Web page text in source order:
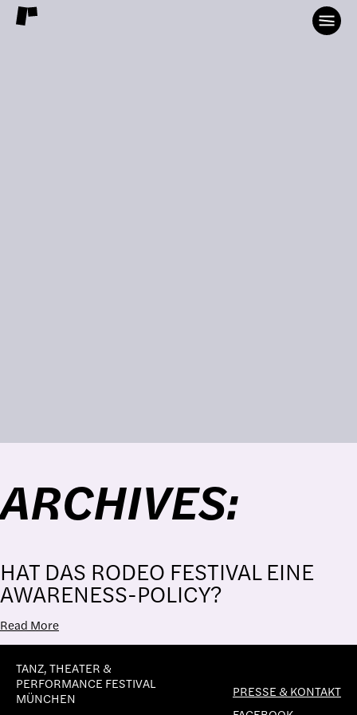
ARCHIVES:
HAT DAS RODEO FESTIVAL EINE
AWARENESS-POLICY?
Read More
TANZ, THEATER &
PERFORMANCE FESTIVAL
MÜNCHEN
PRESSE & KONTAKT